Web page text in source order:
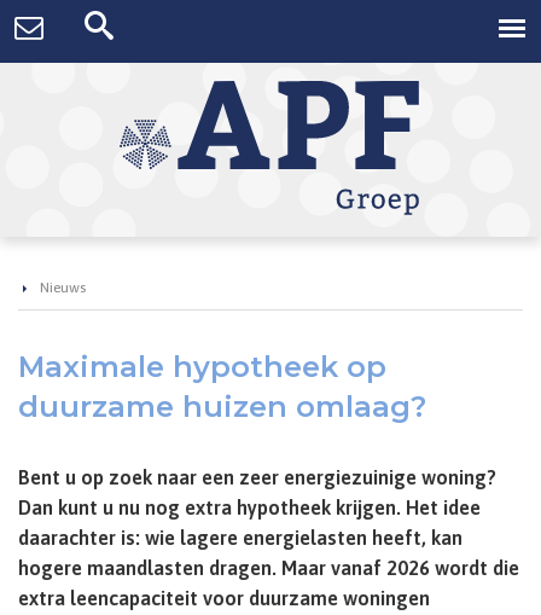
Nieuws
Maximale hypotheek op
duurzame huizen omlaag?
Bent u op zoek naar een zeer energiezuinige woning?
Dan kunt u nu nog extra hypotheek krijgen. Het idee
daarachter is: wie lagere energielasten heeft, kan
hogere maandlasten dragen. Maar vanaf 2026 wordt die
extra leencapaciteit voor duurzame woningen